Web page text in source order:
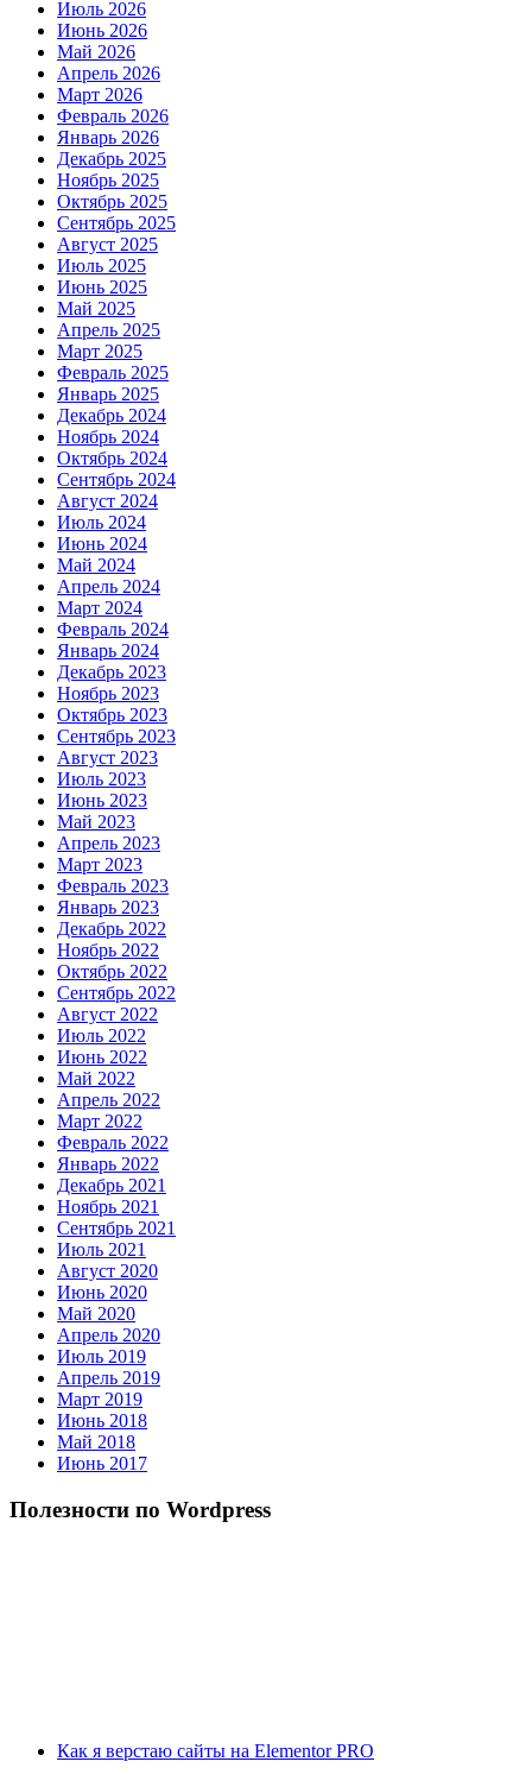
Июль 2026
Июнь 2026
Май 2026
Апрель 2026
Март 2026
Февраль 2026
Январь 2026
Декабрь 2025
Ноябрь 2025
Октябрь 2025
Сентябрь 2025
Август 2025
Июль 2025
Июнь 2025
Май 2025
Апрель 2025
Март 2025
Февраль 2025
Январь 2025
Декабрь 2024
Ноябрь 2024
Октябрь 2024
Сентябрь 2024
Август 2024
Июль 2024
Июнь 2024
Май 2024
Апрель 2024
Март 2024
Февраль 2024
Январь 2024
Декабрь 2023
Ноябрь 2023
Октябрь 2023
Сентябрь 2023
Август 2023
Июль 2023
Июнь 2023
Май 2023
Апрель 2023
Март 2023
Февраль 2023
Январь 2023
Декабрь 2022
Ноябрь 2022
Октябрь 2022
Сентябрь 2022
Август 2022
Июль 2022
Июнь 2022
Май 2022
Апрель 2022
Март 2022
Февраль 2022
Январь 2022
Декабрь 2021
Ноябрь 2021
Сентябрь 2021
Июль 2021
Август 2020
Июнь 2020
Май 2020
Апрель 2020
Июль 2019
Апрель 2019
Март 2019
Июнь 2018
Май 2018
Июнь 2017
Полезности по Wordpress
Как я верстаю сайты на Elementor PRO